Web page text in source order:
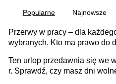
Popularne Najnowsze
Przerwy w pracy – dla
wybranych. Kto ma prawo do
Ten urlop przedawnia się we
r. Sprawdź, czy masz dni